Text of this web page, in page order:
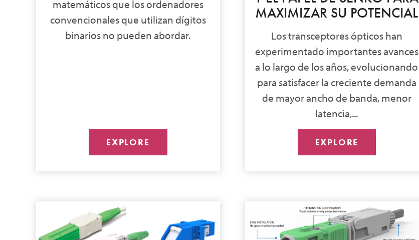
matemáticos que los ordenadores
convencionales que utilizan dígitos
binarios no pueden abordar.
EXPLORE
MAXIMIZAR SU POTENCIAL
Los transceptores ópticos han
experimentado importantes avances
a lo largo de los años, evolucionando
para satisfacer la creciente demanda
de mayor ancho de banda, menor
latencia,...
EXPLORE